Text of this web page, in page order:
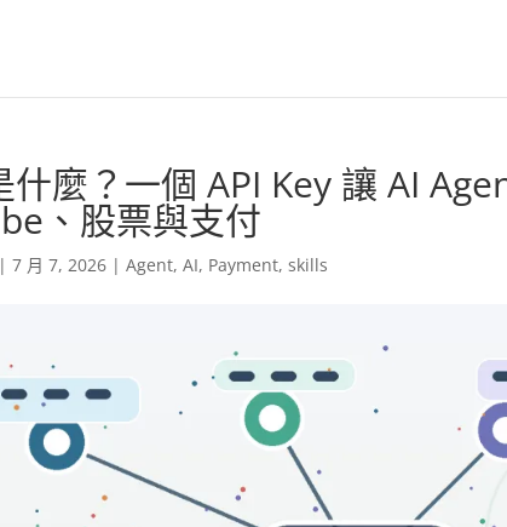
什麼？一個 API Key 讓 AI
、股票與支付
|7 月 7, 2026 |Agent,AI, Payment,skills